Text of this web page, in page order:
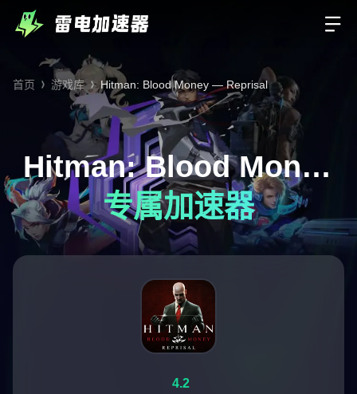
首页 游戏库 Hitman: Blood Money — Reprisal
Hitman: Blood Money
— Reprisal
专属加速器
4.2